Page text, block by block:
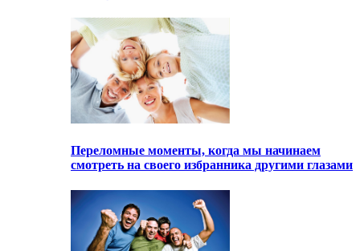
Переломные моменты, когда мы начинаем
смотреть на своего избранника другими глазами